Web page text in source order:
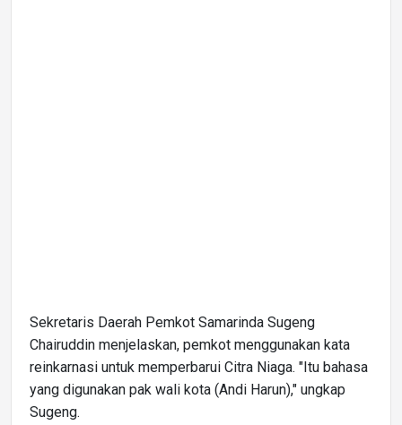
Sekretaris Daerah Pemkot Samarinda Sugeng
Chairuddin menjelaskan, pemkot menggunakan kata
reinkarnasi untuk memperbarui Citra Niaga. "Itu bahasa
yang digunakan pak wali kota (Andi Harun)," ungkap
Sugeng.